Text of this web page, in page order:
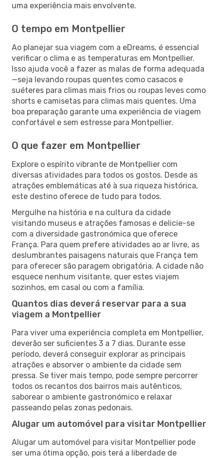
uma experiência mais envolvente.
O tempo em Montpellier
Ao planejar sua viagem com a eDreams, é essencial
verificar o clima e as temperaturas em Montpellier.
Isso ajuda você a fazer as malas de forma adequada
—seja levando roupas quentes como casacos e
suéteres para climas mais frios ou roupas leves como
shorts e camisetas para climas mais quentes. Uma
boa preparação garante uma experiência de viagem
confortável e sem estresse para Montpellier.
O que fazer em Montpellier
Explore o espírito vibrante de Montpellier com
diversas atividades para todos os gostos. Desde as
atrações emblemáticas até à sua riqueza histórica,
este destino oferece de tudo para todos.
Mergulhe na história e na cultura da cidade
visitando museus e atrações famosas e delicie-se
com a diversidade gastronómica que oferece
França. Para quem prefere atividades ao ar livre, as
deslumbrantes paisagens naturais que França tem
para oferecer são paragem obrigatória. A cidade não
esquece nenhum visitante, quer estes viajem
sozinhos, em casal ou com a família.
Quantos dias deverá reservar para a sua
viagem a Montpellier
Para viver uma experiência completa em Montpellier,
deverão ser suficientes 3 a 7 dias. Durante esse
período, deverá conseguir explorar as principais
atrações e absorver o ambiente da cidade sem
pressa. Se tiver mais tempo, pode sempre percorrer
todos os recantos dos bairros mais autênticos,
saborear o ambiente gastronómico e relaxar
passeando pelas zonas pedonais.
Alugar um automóvel para visitar Montpellier
Alugar um automóvel para visitar Montpellier pode
ser uma ótima opção, pois terá a liberdade de